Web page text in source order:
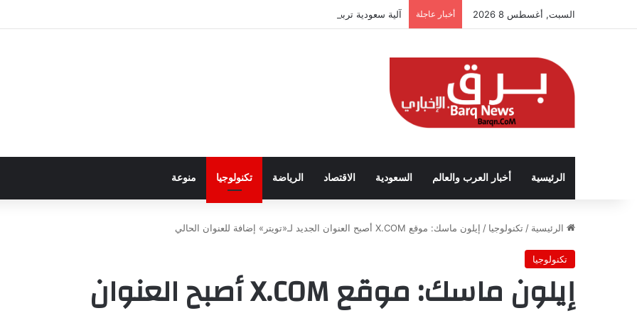
السبت, أغسطس 8 2026 أخبار عاجلة آلية سعودية تربط الحضور باجتياز الدورات
الرئيسية أخبار العرب والعالم السعودية الاقتصاد الرياضة تكنولوجيا منوعة
الرئيسية / تكنولوجيا / إيلون ماسك: موقع X.COM أصبح العنوان الجديد لـ«تويتر» إضافة للعنوان الحالي
تكنولوجيا
إيلون ماسك: موقع X.COM أصبح العنوان